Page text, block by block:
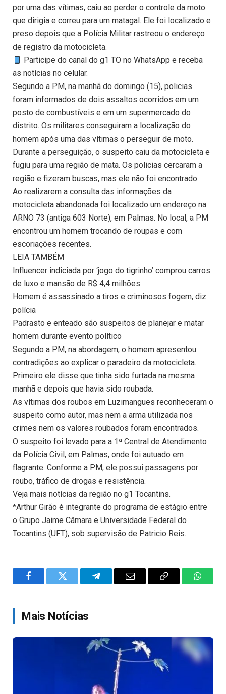
por uma das vítimas, caiu ao perder o controle da moto
que dirigia e correu para um matagal. Ele foi localizado e
preso depois que a Polícia Militar rastreou o endereço
de registro da motocicleta.
Participe do canal do g1 TO no WhatsApp e receba
as notícias no celular.
Segundo a PM, na manhã do domingo (15), policias
foram informados de dois assaltos ocorridos em um
posto de combustíveis e em um supermercado do
distrito. Os militares conseguiram a localização do
homem após uma das vítimas o perseguir de moto.
Durante a perseguição, o suspeito caiu da motocicleta e
fugiu para uma região de mata. Os policias cercaram a
região e fizeram buscas, mas ele não foi encontrado.
Ao realizarem a consulta das informações da
motocicleta abandonada foi localizado um endereço na
ARNO 73 (antiga 603 Norte), em Palmas. No local, a PM
encontrou um homem trocando de roupas e com
escoriações recentes.
LEIA TAMBÉM
Influencer indiciada por ‘jogo do tigrinho’ comprou carros
de luxo e mansão de R$ 4,4 milhões
Homem é assassinado a tiros e criminosos fogem, diz
polícia
Padrasto e enteado são suspeitos de planejar e matar
homem durante evento político
Segundo a PM, na abordagem, o homem apresentou
contradições ao explicar o paradeiro da motocicleta.
Primeiro ele disse que tinha sido furtada na mesma
manhã e depois que havia sido roubada.
As vítimas dos roubos em Luzimangues reconheceram o
suspeito como autor, mas nem a arma utilizada nos
crimes nem os valores roubados foram encontrados.
O suspeito foi levado para a 1ª Central de Atendimento
da Polícia Civil, em Palmas, onde foi autuado em
flagrante. Conforme a PM, ele possui passagens por
roubo, tráfico de drogas e resistência.
Veja mais notícias da região no g1 Tocantins.
*Arthur Girão é integrante do programa de estágio entre
o Grupo Jaime Câmara e Universidade Federal do
Tocantins (UFT), sob supervisão de Patricio Reis.
FacebookTwitter TelegramEmail
Copy
Mais Notícias